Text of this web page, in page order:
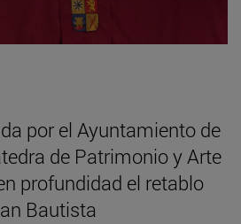
por el Ayuntamiento de
de Patrimonio y Arte
profundidad el retablo
Bautista